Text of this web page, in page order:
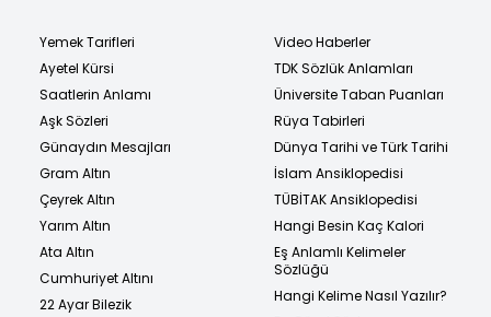
Yemek Tarifleri
Ayetel Kürsi
Saatlerin Anlamı
Aşk Sözleri
Günaydın Mesajları
Gram Altın
Çeyrek Altın
Yarım Altın
Ata Altın
Cumhuriyet Altını
22 Ayar Bilezik
Video Haberler
TDK Sözlük Anlamları
Üniversite Taban Puanları
Rüya Tabirleri
Dünya Tarihi ve Türk Tarihi
İslam Ansiklopedisi
TÜBİTAK Ansiklopedisi
Hangi Besin Kaç Kalori
Eş Anlamlı Kelimeler
Sözlüğü
Hangi Kelime Nasıl Yazılır?